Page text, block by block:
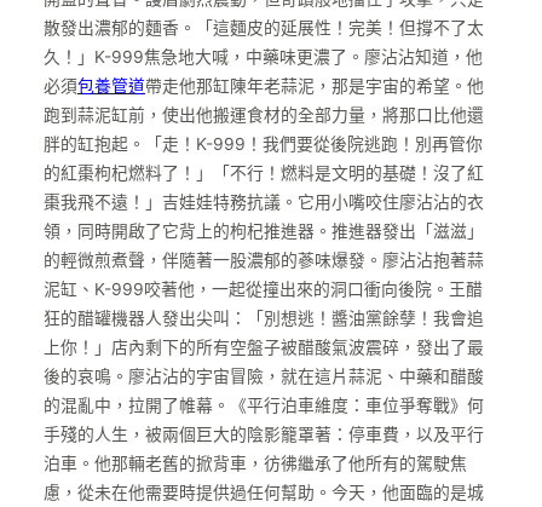
散發出濃郁的麵香。「這麵皮的延展性！完美！但撐不了太
久！」K-999焦急地大喊，中藥味更濃了。廖沾沾知道，他
必須包養管道帶走他那缸陳年老蒜泥，那是宇宙的希望。他
跑到蒜泥缸前，使出他搬運食材的全部力量，將那口比他還
胖的缸抱起。「走！K-999！我們要從後院逃跑！別再管你
的紅棗枸杞燃料了！」「不行！燃料是文明的基礎！沒了紅
棗我飛不遠！」吉娃娃特務抗議。它用小嘴咬住廖沾沾的衣
領，同時開啟了它背上的枸杞推進器。推進器發出「滋滋」
的輕微煎煮聲，伴隨著一股濃郁的蔘味爆發。廖沾沾抱著蒜
泥缸、K-999咬著他，一起從撞出來的洞口衝向後院。王醋
狂的醋罐機器人發出尖叫：「別想逃！醬油黨餘孽！我會追
上你！」店內剩下的所有空盤子被醋酸氣波震碎，發出了最
後的哀鳴。廖沾沾的宇宙冒險，就在這片蒜泥、中藥和醋酸
的混亂中，拉開了帷幕。《平行泊車維度：車位爭奪戰》何
手殘的人生，被兩個巨大的陰影籠罩著：停車費，以及平行
泊車。他那輛老舊的掀背車，彷彿繼承了他所有的駕駛焦
慮，從未在他需要時提供過任何幫助。今天，他面臨的是城